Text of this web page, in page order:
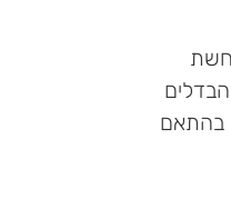
הבדלים
בהתאם